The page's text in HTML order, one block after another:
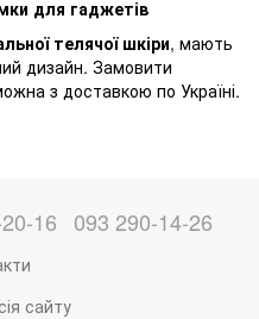
для гаджетів
телячої шкіри, мають
дизайн. Замовити
з доставкою по Україні.
16 093 290-14-26
сайту